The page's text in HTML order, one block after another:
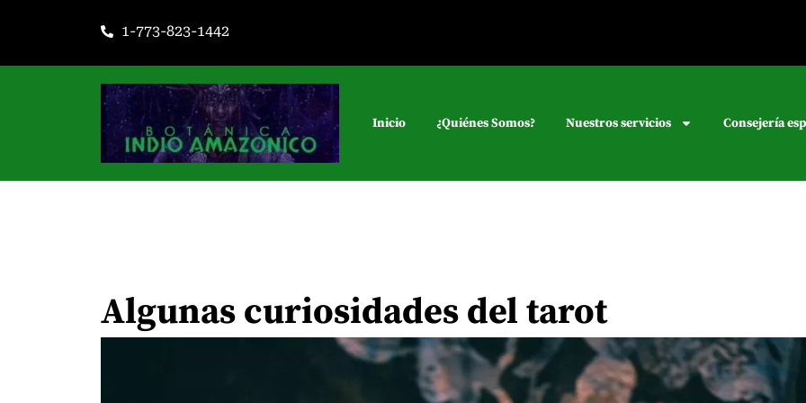
contenido
1-773-823-1442
Inicio ¿Quiénes Somos? Nuestros servicios Consejería
Algunas curiosidades del tarot